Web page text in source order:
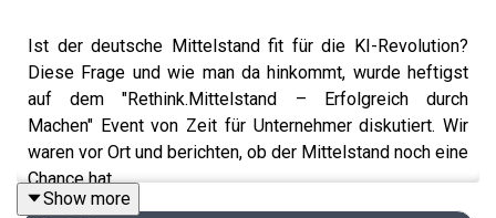
Ist der deutsche Mittelstand fit für die KI-Revolution?
Diese Frage und wie man da hinkommt, wurde heftigst
auf dem "Rethink.Mittelstand – Erfolgreich durch
Machen" Event von Zeit für Unternehmer diskutiert. Wir
waren vor Ort und berichten, ob der Mittelstand noch eine
Chance hat...
Show more